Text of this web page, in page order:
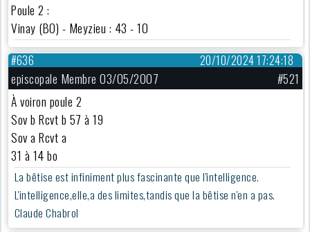
Poule 2 :
Vinay (BO) - Meyzieu : 43 - 10
20/10/2024 17:24:18
#636
episcopale Membre 03/05/2007
#521
À voiron poule 2
Sov b Rcvt b 57 à 19
Sov a Rcvt a
31 à 14 bo
La bêtise est infiniment plus fascinante que l'intelligence.
L'intelligence,elle,a des limites,tandis que la bêtise n'en a pas.
Claude Chabrol